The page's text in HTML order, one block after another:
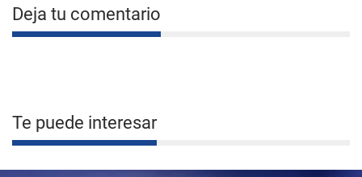
Deja tu comentario
Te puede interesar